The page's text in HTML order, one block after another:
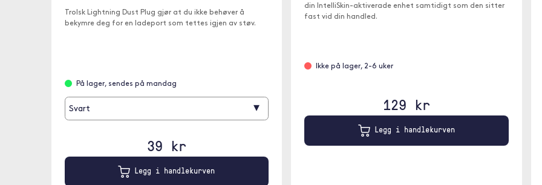
Trolsk Lightning Dust Plug gjør at du ikke behøver å
bekymre deg for en ladeport som tettes igjen av støv.
På lager, sendes på mandag
Svart ▾
39 kr
Legg i handlekurven
din IntelliSkin-aktiverade enhet samtidigt som den sitter
fast vid din handled.
Ikke på lager, 2-6 uker
129 kr
Legg i handlekurven